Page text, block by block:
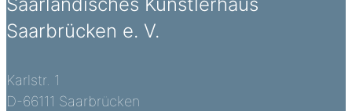
Saarbrücken e. V.
Karlstr. 1
D-66111 Saarbrücken